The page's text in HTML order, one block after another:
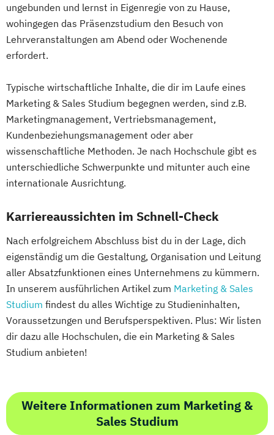
ungebunden und lernst in Eigenregie von zu Hause,
wohingegen das Präsenzstudium den Besuch von
Lehrveranstaltungen am Abend oder Wochenende
erfordert.
Typische wirtschaftliche Inhalte, die dir im Laufe eines
Marketing & Sales Studium begegnen werden, sind z.B.
Marketingmanagement, Vertriebsmanagement,
Kundenbeziehungsmanagement oder aber
wissenschaftliche Methoden. Je nach Hochschule gibt es
unterschiedliche Schwerpunkte und mitunter auch eine
internationale Ausrichtung.
Karriereaussichten im Schnell-Check
Nach erfolgreichem Abschluss bist du in der Lage, dich
eigenständig um die Gestaltung, Organisation und Leitung
aller Absatzfunktionen eines Unternehmens zu kümmern.
In unserem ausführlichen Artikel zum Marketing & Sales
Studium findest du alles Wichtige zu Studieninhalten,
Voraussetzungen und Berufsperspektiven. Plus: Wir listen
dir dazu alle Hochschulen, die ein Marketing & Sales
Studium anbieten!
Weitere Informationen zum Marketing &
Sales Studium